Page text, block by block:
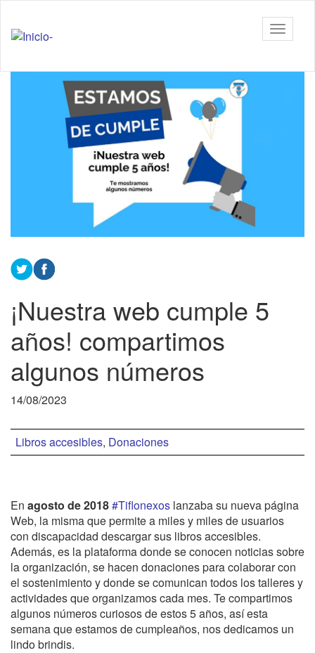
contenido
Tiflonexos
barra
Contenido
principal
¡Nuestra web cumple 5
años! compartimos
algunos números
14/08/2023
Libros accesibles, Donaciones
En agosto de 2018#Tiflonexos lanzaba su nueva página
Web, la misma que permite a miles y miles de usuarios
con discapacidad descargar sus libros accesibles.
Además, es la plataforma donde se conocen noticias sobre
la organización, se hacen donaciones para colaborar con
el sostenimiento y donde se comunican todos los talleres y
actividades que organizamos cada mes. Te compartimos
algunos números curiosos de estos 5 años, así esta
semana que estamos de cumpleaños, nos dedicamos un
lindo brindis.